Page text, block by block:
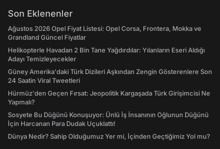
Son Eklenenler
Ağustos 2026 Opel Fiyat Listesi: Opel Corsa, Frontera, Mokka ve
Grandland Güncel Fiyatlar
Helikopterle Havadan 2 Bin Tane Yağdırdılar: Yılanların Eseri Aldığı
Adayı Temizleyecekler
Güney Amerika'daki Türk Dizileri Aşkından Zengin Gösterenlere Son
24 Saatin Viral Tweetleri
Hürmüz'den Geçen Fırsat: Jeopolitik Kargaşada Türk Girişimcisi Ne
Yapmalı?
Sosyete Bu Düğünü Konuşuyor: Ünlü İş İnsanının Oğlunun Düğünü
İçin Harcanan Para Dudak Uçuklattı!
Dünya Nedir? Sahip Olduğumuz Yer mi, İçinden Geçtiğimiz Yol mu?